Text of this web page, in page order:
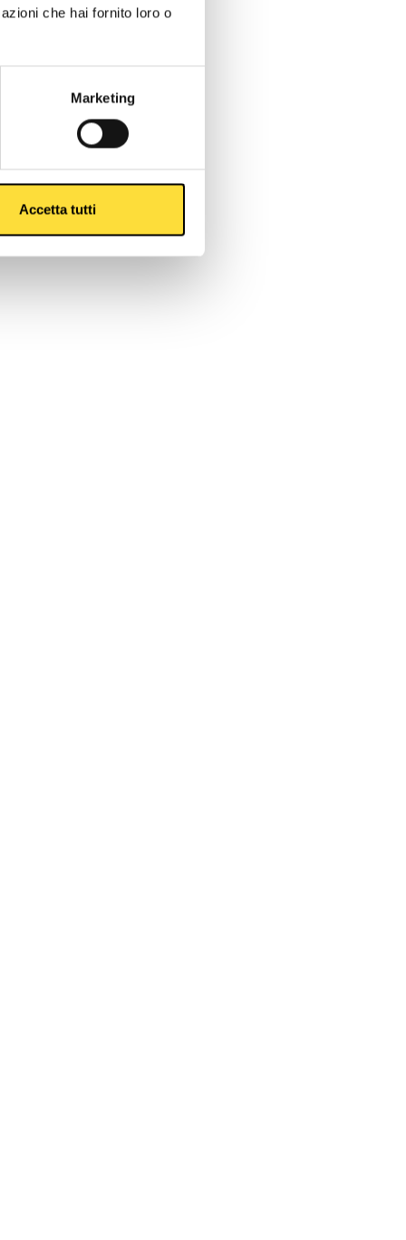
che hai fornito loro o
Marketing
Accetta tutti